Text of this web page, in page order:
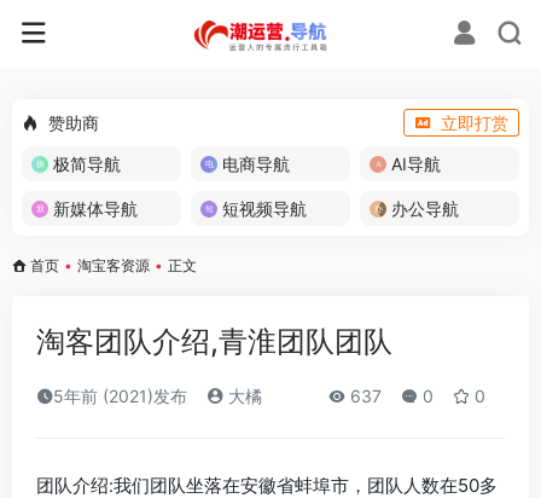
赞助商
立即打赏
极简导航
电商导航 AI导航
新媒体导航 短视频导航 办公导航
首页 • 淘宝客资源 • 正文
淘客团队介绍,青淮团队团队
5年前 (2021)发布 大橘 637 0 0
团队介绍:我们团队坐落在安徽省蚌埠市，团队人数在50多